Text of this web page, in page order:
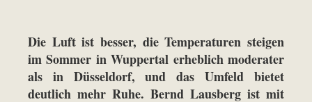
Die Luft ist besser, die Temperaturen steigen
im Sommer in Wuppertal erheblich moderater
als in Düsseldorf, und das Umfeld bietet
deutlich mehr Ruhe. Bernd Lausberg ist mit